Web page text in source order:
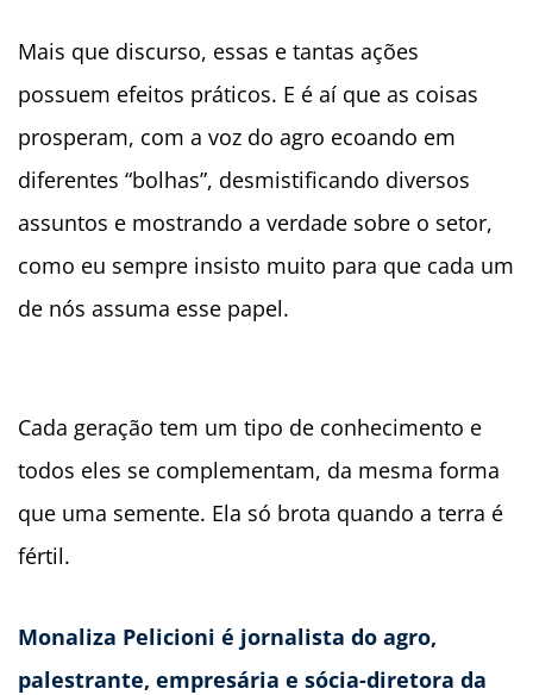
Mais que discurso, essas e tantas ações
possuem efeitos práticos. E é aí que as coisas
prosperam, com a voz do agro ecoando em
diferentes “bolhas”, desmistificando diversos
assuntos e mostrando a verdade sobre o setor,
como eu sempre insisto muito para que cada um
de nós assuma esse papel.
Cada geração tem um tipo de conhecimento e
todos eles se complementam, da mesma forma
que uma semente. Ela só brota quando a terra é
fértil.
Monaliza Pelicioni é jornalista do agro,
palestrante, empresária e sócia-diretora da